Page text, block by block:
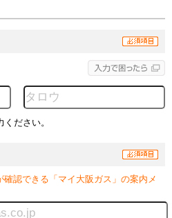
ださい。
認できる「マイ大阪ガス」の案内メ